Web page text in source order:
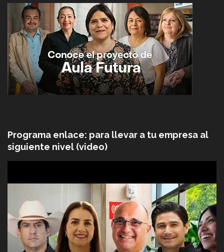
Programa enlace: para llevar a tu empresa al
siguiente nivel (video)